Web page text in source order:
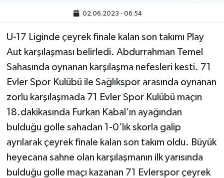
02.06.2023 - 06:54
U-17 Liginde çeyrek finale kalan son takımı Play
Aut karşılaşması belirledi. Abdurrahman Temel
Sahasında oynanan karşılaşma nefesleri kesti. 71
Evler Spor Kulübü ile Sağlıkspor arasında oynanan
zorlu karşılaşmada 71 Evler Spor Kulübü maçın
18.dakikasında Furkan Kabal’ın ayağından
bulduğu golle sahadan 1-0’lık skorla galip
ayrılarak çeyrek finale kalan son takım oldu. Büyük
heyecana sahne olan karşılaşmanın ilk yarısında
bulduğu golle maçı kazanan 71 Evlerspor çeyrek